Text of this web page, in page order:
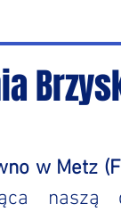
w Metz